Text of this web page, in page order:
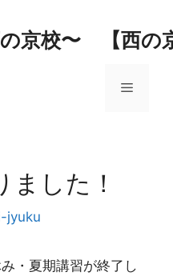
京校〜 【西の
メ
ました！
jyuku
・夏期講習が終了し